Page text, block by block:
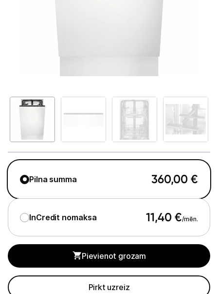
Viedierīces
Lielā tehnika
Iebūvējamā tehnika
Ledusskapji
Trauku mazgājamās mašīnas
Cepeškrāsnis
Plīts virsmas
Mazā tehnika
Kafijas pagatavošana
Mazā virtuves tehnika
Pilna summa 360,00 €
InCredit nomaksa 11,40 €/mēn.
Pievienot grozam
Pirkt uzreiz